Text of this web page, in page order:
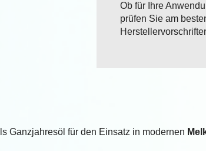
Ob für Ihre
prüfen Sie am
Ganzjahresöl für den Einsatz in modernen